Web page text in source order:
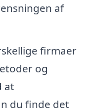
af
firmaer
og
at
du finde det